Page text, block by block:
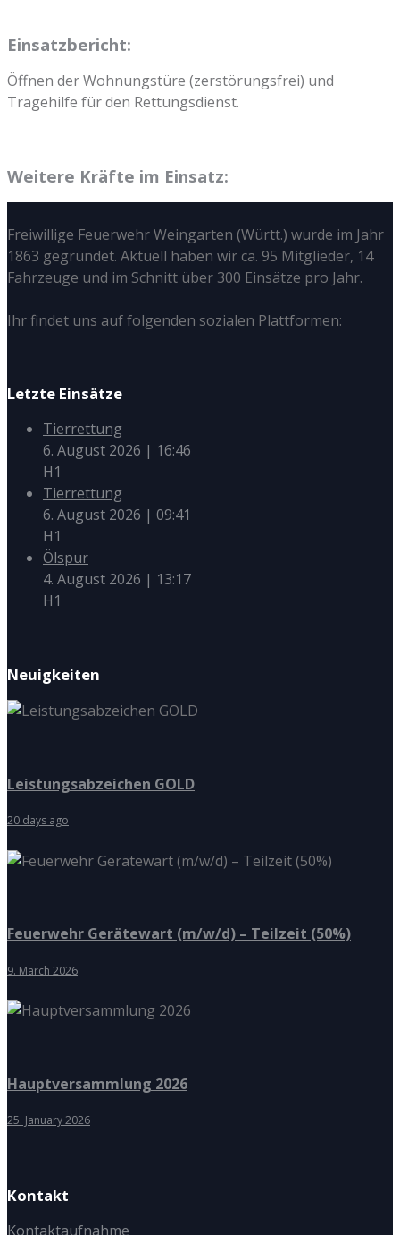
Einsatzbericht:
Öffnen der Wohnungstüre (zerstörungsfrei) und
Tragehilfe für den Rettungsdienst.
Weitere Kräfte im Einsatz:
Freiwillige Feuerwehr Weingarten (Württ.) wurde im Jahr
1863 gegründet. Aktuell haben wir ca. 95 Mitglieder, 14
Fahrzeuge und im Schnitt über 300 Einsätze pro Jahr.
Ihr findet uns auf folgenden sozialen Plattformen:
Letzte Einsätze
Tierrettung
6. August 2026 | 16:46
H1
Tierrettung
6. August 2026 | 09:41
H1
Ölspur
4. August 2026 | 13:17
H1
Neuigkeiten
Leistungsabzeichen GOLD
20 days ago
Feuerwehr Gerätewart (m/w/d) – Teilzeit (50%)
9. March 2026
Hauptversammlung 2026
25. January 2026
Kontakt
Kontaktaufnahme